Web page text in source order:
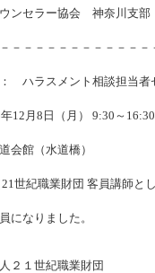
ンセラー協会 神奈川支部
－－－－－－－－－－－
ハラスメント相談担当
12月8日（月） 9:30～16:30
館（水道橋）
世紀職業財団 客員講師とし
になりました。
２１世紀職業財団